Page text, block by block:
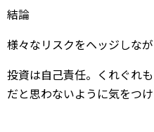
結論
様々なリスクをヘッジしな
投資は自己責任。くれぐれ
だと思わないように気をつけ